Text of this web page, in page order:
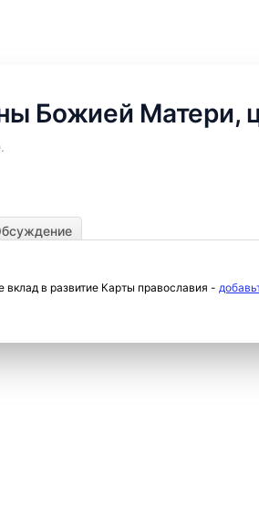
Божией Матери,
в развитие Карты православия -